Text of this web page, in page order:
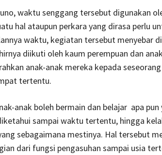
waktu senggang tersebut digunakan
hal ataupun perkara yang dirasa perlu
waktu, kegiatan tersebut menyebar
diikuti oleh kaum perempuan dan
anak-anak mereka kepada
tertentu.
anak boleh bermain dan belajar apa pun
sampai waktu tertentu, hingga
sebagaimana mestinya. Hal tersebut
dari fungsi pengasuhan sampai usia